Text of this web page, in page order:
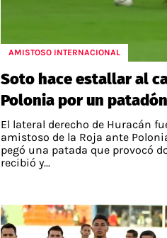
AMISTOSO INTERNACIONAL
Soto hace estallar al
Polonia por un patadón
El lateral derecho de Huracán
amistoso de la Roja ante
pegó una patada que provocó
recibió y...